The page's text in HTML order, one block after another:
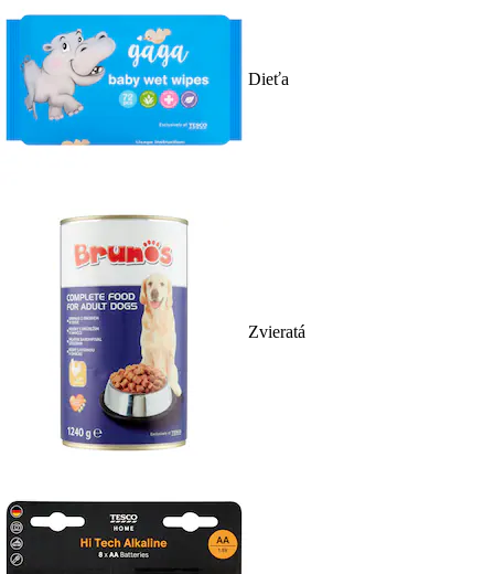
Dieťa
Zvieratá